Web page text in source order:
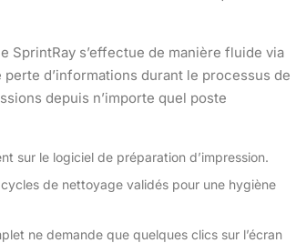
SprintRay s’effectue de manière fluide via
d’informations durant le processus de
depuis n’importe quel poste
sur le logiciel de préparation d’impression.
de nettoyage validés pour une hygiène
ne demande que quelques clics sur l’écran